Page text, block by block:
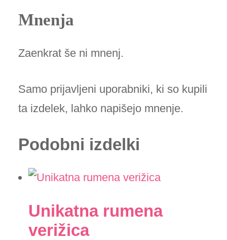
Mnenja
Zaenkrat še ni mnenj.
Samo prijavljeni uporabniki, ki so kupili
ta izdelek, lahko napišejo mnenje.
Podobni izdelki
Unikatna rumena
verižica